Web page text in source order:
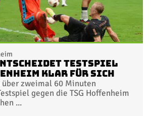
Testspiel
klar für sich
über zweimal 60 Minuten
gegen die TSG Hoffenheim
...